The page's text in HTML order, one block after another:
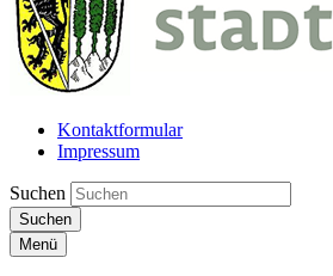
Kontaktformular
Impressum
Suchen
Suchen
Menü